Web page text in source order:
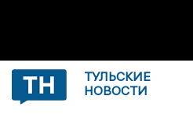
ТУЛЬСКИЕ
НОВОСТИ